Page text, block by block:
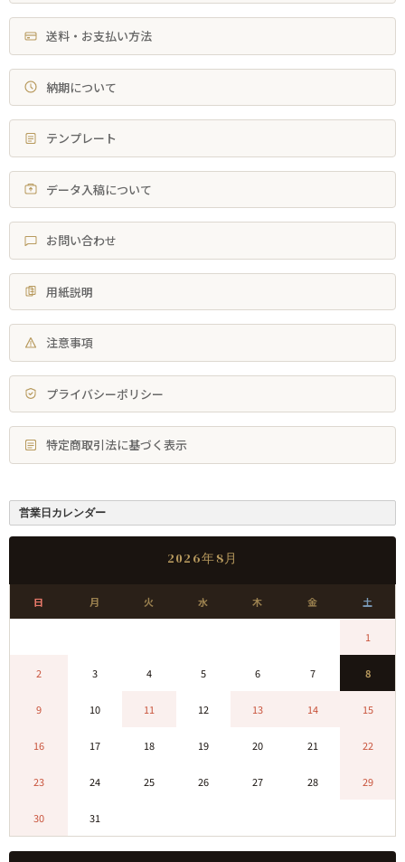
送料・お支払い方法
納期について
テンプレート
データ入稿について
お問い合わせ
用紙説明
注意事項
プライバシーポリシー
特定商取引法に基づく表示
営業日カレンダー
2026年8月
日 月 火 水 木 金 土
1
2 3 4 5 6 7 8
9 10 11 12 13 14 15
16 17 18 19 20 21 22
23 24 25 26 27 28 29
30 31